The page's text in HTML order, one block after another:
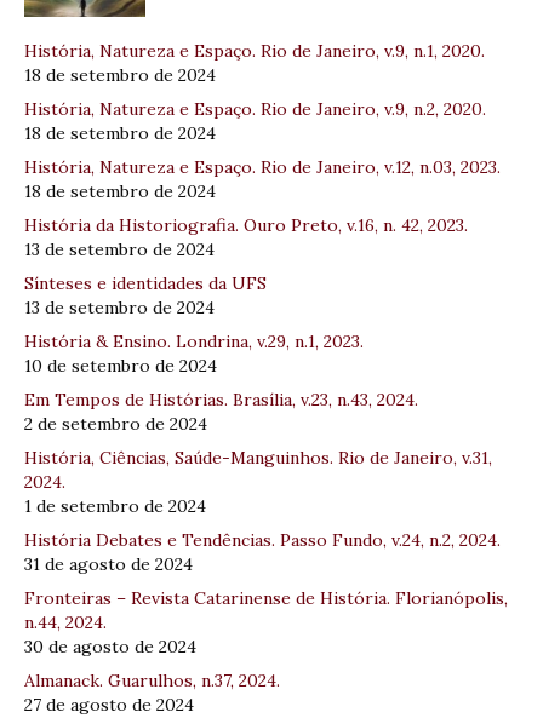
História, Natureza e Espaço. Rio de Janeiro, v.9, n.1, 2020.
18 de setembro de 2024
História, Natureza e Espaço. Rio de Janeiro, v.9, n.2, 2020.
18 de setembro de 2024
História, Natureza e Espaço. Rio de Janeiro, v.12, n.03, 2023.
18 de setembro de 2024
História da Historiografia. Ouro Preto, v.16, n. 42, 2023.
13 de setembro de 2024
Sínteses e identidades da UFS
13 de setembro de 2024
História & Ensino. Londrina, v.29, n.1, 2023.
10 de setembro de 2024
Em Tempos de Histórias. Brasília, v.23, n.43, 2024.
2 de setembro de 2024
História, Ciências, Saúde-Manguinhos. Rio de Janeiro, v.31,
2024.
1 de setembro de 2024
História Debates e Tendências. Passo Fundo, v.24, n.2, 2024.
31 de agosto de 2024
Fronteiras – Revista Catarinense de História. Florianópolis,
n.44, 2024.
30 de agosto de 2024
Almanack. Guarulhos, n.37, 2024.
27 de agosto de 2024